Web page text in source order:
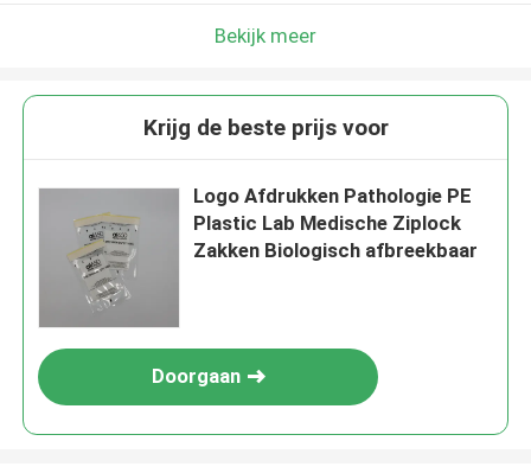
Bekijk meer
Krijg de beste prijs voor
Logo Afdrukken Pathologie PE
Plastic Lab Medische Ziplock
Zakken Biologisch afbreekbaar
Doorgaan